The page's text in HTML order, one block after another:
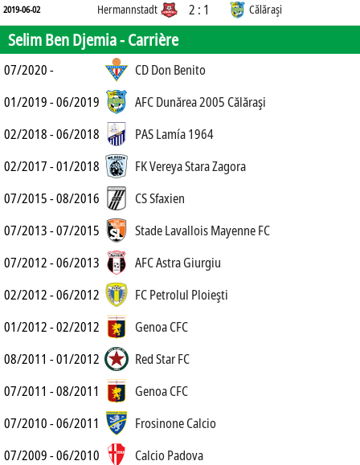
2019-06-02 Hermannstadt 2 : 1 Călăraşi
Selim Ben Djemia -Carrière
07/2020 -
CD Don Benito
01/2019 - 06/2019
AFC Dunărea 2005 Călăraşi
02/2018 - 06/2018
PAS Lamía 1964
02/2017 - 01/2018
FK Vereya Stara Zagora
07/2015 - 08/2016
CS Sfaxien
07/2013 - 07/2015
Stade Lavallois Mayenne FC
07/2012 - 06/2013
AFC Astra Giurgiu
02/2012 - 06/2012
FC Petrolul Ploieşti
01/2012 - 02/2012
Genoa CFC
08/2011 - 01/2012
Red Star FC
07/2011 - 08/2011
Genoa CFC
07/2010 - 06/2011
Frosinone Calcio
07/2009 - 06/2010
Calcio Padova